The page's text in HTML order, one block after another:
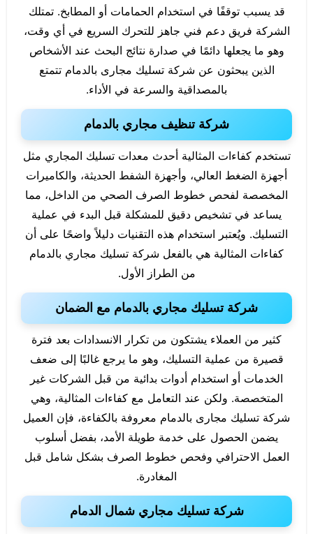
قد يسبب توقفًا في استخدام الحمامات أو المطابخ. تمتلك
الشركة فريق دعم فني جاهز للتحرك السريع في أي وقت،
وهو ما يجعلها دائمًا في صدارة نتائج البحث عند الأشخاص
الذين يبحثون عن شركة تسليك مجارى بالدمام تتمتع
بالمصداقية والسرعة في الأداء.
شركة تنظيف مجاري بالدمام
تستخدم كفاءات المثالية أحدث معدات تسليك المجاري مثل
أجهزة الضغط العالي، وأجهزة الشفط الحديثة، والكاميرات
المخصصة لفحص خطوط الصرف الصحي من الداخل، مما
يساعد في تشخيص دقيق للمشكلة قبل البدء في عملية
التسليك. ويُعتبر استخدام هذه التقنيات دليلاً واضحًا على أن
كفاءات المثالية هي بالفعل شركة تسليك مجاري بالدمام
من الطراز الأول.
شركة تسليك مجاري بالدمام مع الضمان
كثير من العملاء يشتكون من تكرار الانسدادات بعد فترة
قصيرة من عملية التسليك، وهو ما يرجع غالبًا إلى ضعف
الخدمات أو استخدام أدوات بدائية من قبل الشركات غير
المتخصصة. ولكن عند التعامل مع كفاءات المثالية، وهي
شركة تسليك مجارى بالدمام معروفة بالكفاءة، فإن العميل
يضمن الحصول على خدمة طويلة الأمد، بفضل أسلوب
العمل الاحترافي وفحص خطوط الصرف بشكل شامل قبل
المغادرة.
شركة تسليك مجاري شمال الدمام